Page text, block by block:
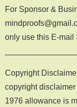
For Sponsor &
only use this E-mail
Copyright
copyright
1976 allowance is